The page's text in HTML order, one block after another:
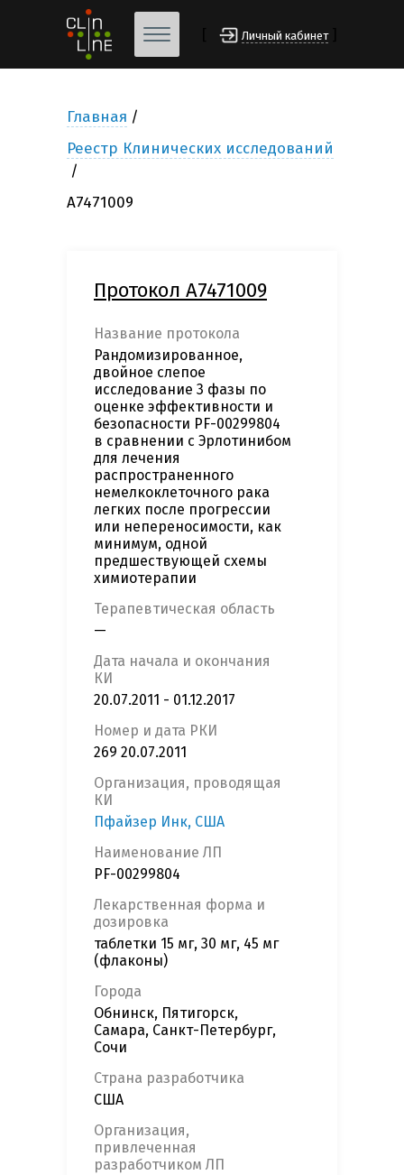
Личный кабинет
Главная
Реестр Клинических исследований
А7471009
Протокол А7471009
Название протокола
Рандомизированное,
двойное слепое
исследование 3 фазы по
оценке эффективности и
безопасности PF-00299804
в сравнении с Эрлотинибом
для лечения
распространенного
немелкоклеточного рака
легких после прогрессии
или непереносимости, как
минимум, одной
предшествующей схемы
химиотерапии
Терапевтическая область
—
Дата начала и окончания
КИ
20.07.2011 - 01.12.2017
Номер и дата РКИ
269 20.07.2011
Организация, проводящая
КИ
Пфайзер Инк, США
Наименование ЛП
PF-00299804
Лекарственная форма и
дозировка
таблетки 15 мг, 30 мг, 45 мг
(флаконы)
Города
Обнинск, Пятигорск,
Самара, Санкт-Петербург,
Сочи
Страна разработчика
США
Организация,
привлеченная
разработчиком ЛП